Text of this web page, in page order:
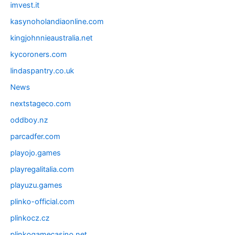
imvest.it
kasynoholandiaonline.com
kingjohnnieaustralia.net
kycoroners.com
lindaspantry.co.uk
News
nextstageco.com
oddboy.nz
parcadfer.com
playojo.games
playregalitalia.com
playuzu.games
plinko-official.com
plinkocz.cz